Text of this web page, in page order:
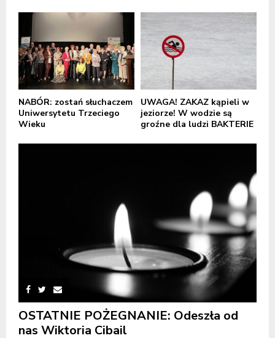
NABÓR: zostań słuchaczem
Uniwersytetu Trzeciego
Wieku
UWAGA! ZAKAZ kąpieli w
jeziorze! W wodzie są
groźne dla ludzi BAKTERIE
OSTATNIE POŻEGNANIE: Odeszła od
nas Wiktoria Cibail